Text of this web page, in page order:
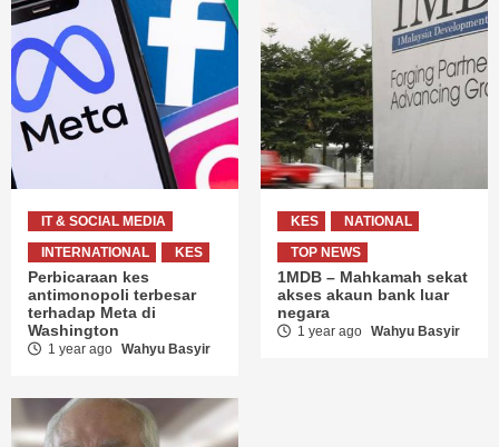
IT & SOCIAL MEDIA
INTERNATIONAL
KES
Perbicaraan kes
antimonopoli terbesar
terhadap Meta di
Washington
1 year ago Wahyu Basyir
KES
NATIONAL
TOP NEWS
1MDB – Mahkamah sekat
akses akaun bank luar
negara
1 year ago Wahyu Basyir